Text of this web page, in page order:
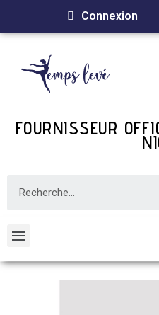
Connexion
FOURNISSEUR